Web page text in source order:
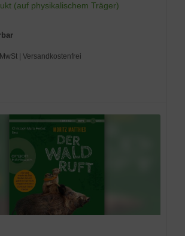
(auf physikalischem Träger)
| Versandkostenfrei